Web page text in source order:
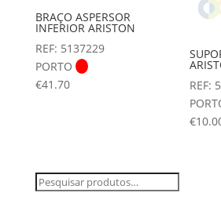
BRAÇO ASPERSOR
INFERIOR ARISTON
REF: 5137229
PORTO
€41.70
REF:
€